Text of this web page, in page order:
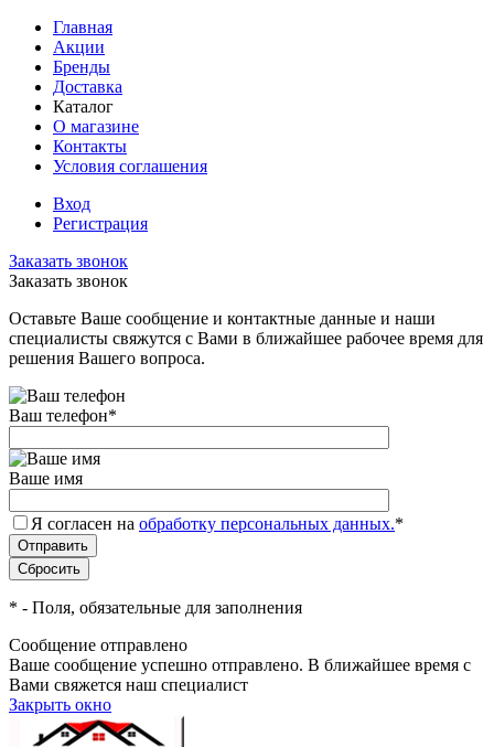
Главная
Акции
Бренды
Доставка
Каталог
О магазине
Контакты
Условия соглашения
Вход
Регистрация
Заказать звонок
Заказать звонок
Оставьте Ваше сообщение и контактные данные и наши
специалисты свяжутся с Вами в ближайшее рабочее время для
решения Вашего вопроса.
Ваш телефон*
Ваше имя
Я согласен на обработку персональных данных.*
* - Поля, обязательные для заполнения
Сообщение отправлено
Ваше сообщение успешно отправлено. В ближайшее время с
Вами свяжется наш специалист
Закрыть окно